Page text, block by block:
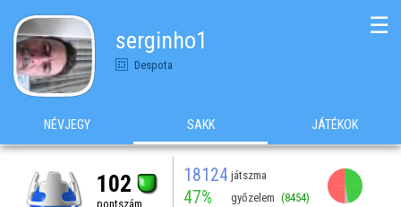
serginho1
Despota
☰
NÉVJEGY SAKK JÁTÉKOK
102
pontszám
18124 játszma
47% győzelem (8454)